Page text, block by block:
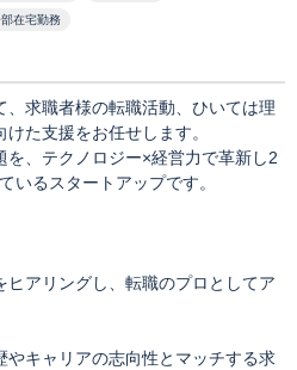
在宅勤務
求職者様の転職活動、ひいては理
た支援をお任せします。
を、テクノロジー×経営力で革新し2
いるスタートアップです。
アリングし、転職のプロとしてア
やキャリアの志向性とマッチする求